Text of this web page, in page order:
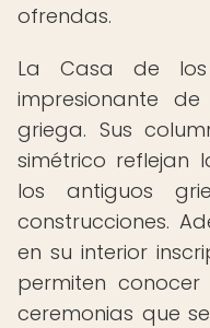
ofrendas.
La Casa de
impresionante
griega. Sus
simétrico reflejan
los antiguos
construcciones.
en su interior
permiten
ceremonias que